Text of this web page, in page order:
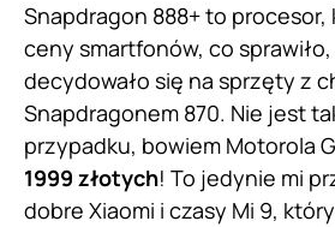
Snapdragon 888+ to procesor,
ceny smartfonów, co
decydowało się na sprzęty z
Snapdragonem 870. Nie jest
przypadku, bowiem Motorola
1999 złotych! To jedynie mi
dobre Xiaomi i czasy Mi 9,